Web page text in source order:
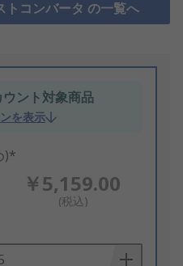
トコンバータ の一覧へ
ント対象商品
を表示
)*
￥5,159.00
(税込)